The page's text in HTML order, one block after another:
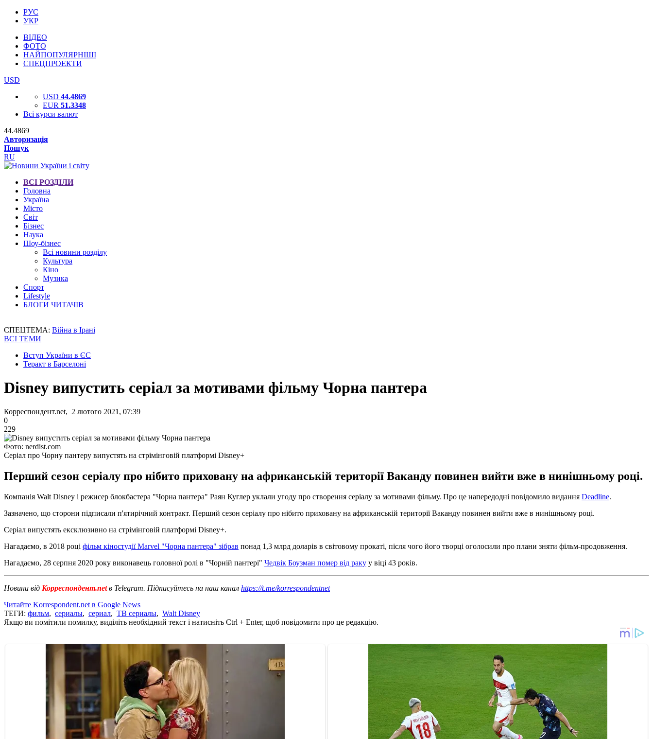
РУС
УКР
ВІДЕО
ФОТО
НАЙПОПУЛЯРНІШІ
СПЕЦПРОЕКТИ
USD
USD 44.4869
EUR 51.3348
Всі курси валют
44.4869
Авторизація
Пошук
RU
ВСІ РОЗДІЛИ
Головна
Україна
Місто
Світ
Бізнес
Наука
Шоу-бізнес
Всі новини розділу
Культура
Кіно
Музика
Спорт
Lifestyle
БЛОГИ ЧИТАЧІВ
СПЕЦТЕМА: Війна в Ірані
ВСІ ТЕМИ
Вступ України в ЄС
Теракт в Барселоні
Disney випустить серіал за мотивами фільму Чорна пантера
Корреспондент.net, 2 лютого 2021, 07:39
0
229
Фото: nerdist.com
Серіал про Чорну пантеру випустять на стрімінговій платформі Disney+
Перший сезон серіалу про нібито приховану на африканській території Ваканду повинен вийти вже в нинішньому році.
Компанія Walt Disney і режисер блокбастера "Чорна пантера" Раян Куглер уклали угоду про створення серіалу за мотивами фільму. Про це напередодні повідомило видання Deadline.
Зазначено, що сторони підписали п'ятирічний контракт. Перший сезон серіалу про нібито приховану на африканській території Ваканду повинен вийти вже в нинішньому році.
Серіал випустять ексклюзивно на стрімінговій платформі Disney+.
Нагадаємо, в 2018 році фільм кіностудії Marvel "Чорна пантера" зібрав понад 1,3 млрд доларів в світовому прокаті, після чого його творці оголосили про плани зняти фільм-продовження.
Нагадаємо, 28 серпня 2020 року виконавець головної ролі в "Чорній пантері" Чедвік Боузман помер від раку у віці 43 років.
Новини від Корреспондент.netв Telegram. Підписуйтесь на наш канал https://t.me/korrespondentnet
Читайте Korrespondent.net в Google News
ТЕГИ: фильм, сериалы, сериал, ТВ сериалы, Walt Disney
Якщо ви помітили помилку, виділіть необхідний текст і натисніть Ctrl + Enter, щоб повідомити про це редакцію.